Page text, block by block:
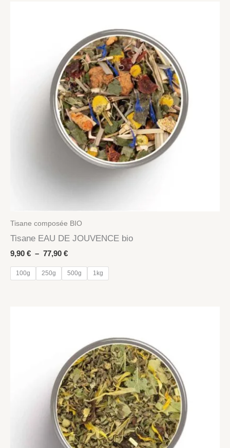
Tisane composée BIO
Tisane EAU DE JOUVENCE bio
9,90 € – 77,90 €Plage
prix :
9,90 €
100g 250g 500g 1kg